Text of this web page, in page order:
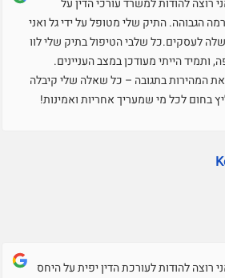
רוצה להודות למשרד עורכי הדין על
הגבוהה. התיק שלי מטופל על ידי גל ואני
לעסקים.כל שלבי הטיפול בתיק שלי לוו
ותמיד הייתי מעודכן במצב העניינים.
את המהירות בתגובה – כל שאלה שלי קיבלה
בחום לכל מי שמעריך אחריות ואמינות!
רוצה להודות לעורכת הדין יפית על היחס